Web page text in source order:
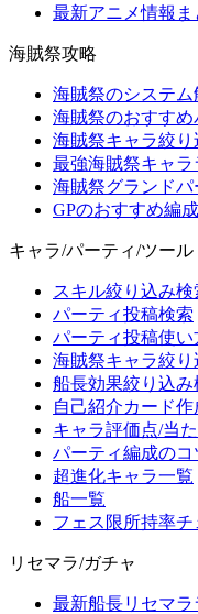
最新アニメ情報ま
海賊祭攻略
海賊祭のシステ
海賊祭のおすす
海賊祭キャラ絞り
最強海賊祭キャ
海賊祭グランドパ
GPのおすすめ編
キャラ/パーティ/ツール
スキル絞り込み検
パーティ投稿検索
パーティ投稿使い
海賊祭キャラ絞り
船長効果絞り込み
自己紹介カード作
キャラ評価点/当
パーティ編成のコ
超進化キャラ一覧
船一覧
フェス限所持率チ
リセマラ/ガチャ
最新船長リセマ